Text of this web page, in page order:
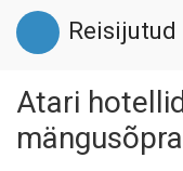
Liigu
edasi
põhisisu
Reisijutud
Atari